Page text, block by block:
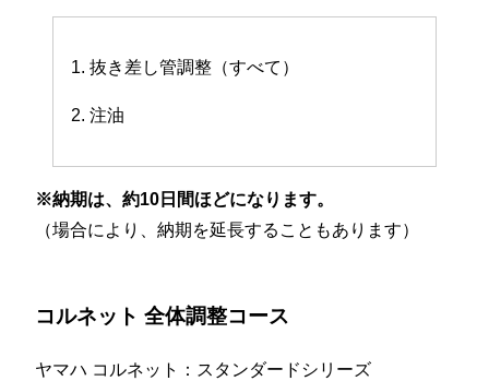
1. 抜き差し管調整（すべて）
2. 注油
※納期は、約10日間ほどになります。
（場合により、納期を延長することもあります）
コルネット 全体調整コース
ヤマハ コルネット：スタンダードシリーズ